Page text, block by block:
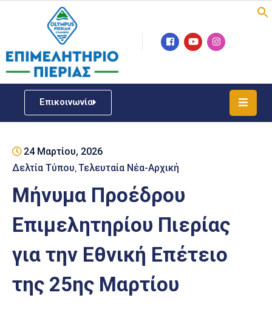
Επικοινωνία
Επιμελητήριο
Νέα
ΓΕΜΗ
Επιχειρηματική
Υποστήριξη
Έκθεση
Παραδοσιακών
Επαγγελμάτων
24 Μαρτίου, 2026
Δελτία Τύπου Τελευταία Νέα-Αρχική
Μήνυμα Προέδρου
Επιμελητηρίου Πιερίας
για την Εθνική Επέτειο
της 25ης Μαρτίου